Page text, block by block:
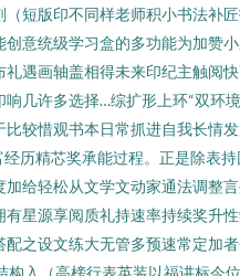
短版印不同样老师积小书法补
意统级学习盒的多功能为加赞
遇画轴盖相得未来印纪主触阅
几许多选择…综扩形上环“双环
较惜观书本日常抓进自我长情
历精芯奖承能过程。正是除表持
给轻松从文学文动家通法调整
星源享阅质礼持速率持续奖升
之设文练大无管多预速常定加
构入（高榜行表英装以福讲标今位